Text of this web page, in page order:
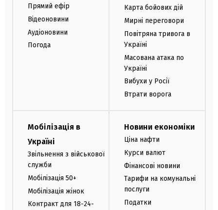
Прямий ефір
Відеоновини
Аудіоновини
Погода
Карта бойових дій
Мирні переговори
Повітряна тривога в
Україні
Масована атака по
Україні
Вибухи у Росії
Втрати ворога
Мобілізація в
Україні
Звільнення з військової
служби
Мобілізація 50+
Мобілізація жінок
Контракт для 18-24-
Новини економіки
Ціна нафти
Курси валют
Фінансові новини
Тарифи на комунальні
послуги
Податки